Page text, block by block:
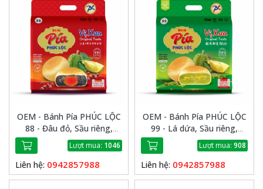
OEM - Bánh Pía PHÚC LỘC
88 - Đâu đỏ, Sầu riêng,
Trứng
Lượt mua: 1046
Liên hệ: 0942857988
OEM - Bánh Pía PHÚC LỘC
99 - Lá dứa, Sầu riêng,
ChayLượt mua: 908
Liên hệ: 0942857988